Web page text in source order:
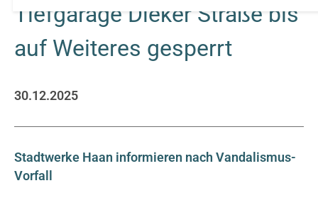
Tiefgarage Dieker Straße bis
auf Weiteres gesperrt
30.12.2025
Stadtwerke Haan informieren nach Vandalismus-
Vorfall
Cookie Consent
Name:
ein Jahr